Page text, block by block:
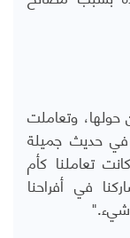
وتعاملت
في حديث جميلة
تعاملنا كأم
في أفراحنا
شيء."